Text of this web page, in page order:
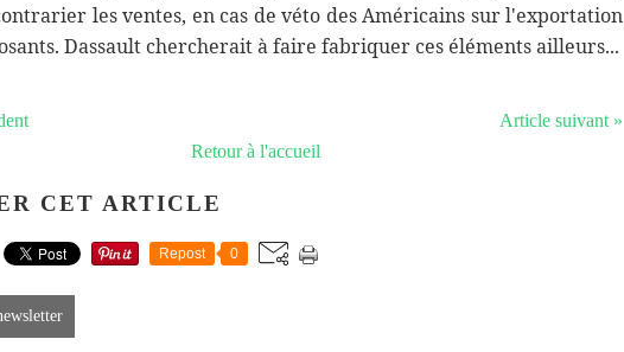
les ventes, en cas de véto des Américains sur l'exportation
Dassault chercherait à faire fabriquer ces éléments ailleurs...
Article suivant »
Retour à l'accueil
CET ARTICLE
Repost 0